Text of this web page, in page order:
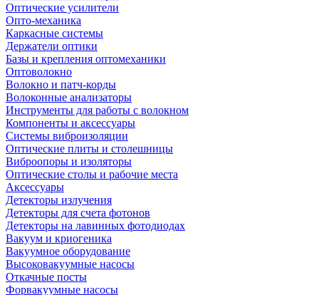
Оптические усилители
Опто-механика
Каркасные системы
Держатели оптики
Базы и крепления оптомеханики
Оптоволокно
Волокно и патч-корды
Волоконные анализаторы
Инструменты для работы с волокном
Компоненты и аксессуары
Системы виброизоляции
Оптические плиты и столешницы
Виброопоры и изоляторы
Оптические столы и рабочие места
Аксессуары
Детекторы излучения
Детекторы для счета фотонов
Детекторы на лавинных фотодиодах
Вакуум и криогеника
Вакуумное оборудование
Высоковакуумные насосы
Откачные посты
Форвакуумные насосы